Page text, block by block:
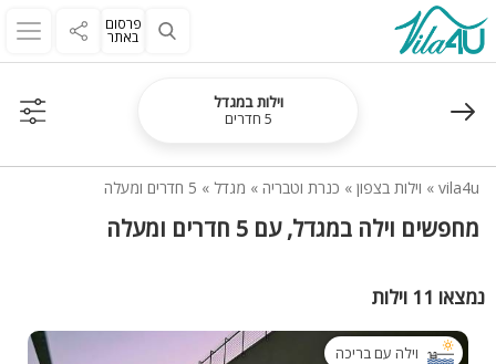
פרסום
באתר
וילות במגדל
5 חדרים
vila4u
» וילות בצפון » כנרת וטבריה » מגדל » 5 חדרים ומעלה
מחפשים וילה במגדל, עם 5 חדרים ומעלה
נמצאו 11 וילות
וילה עם בריכה